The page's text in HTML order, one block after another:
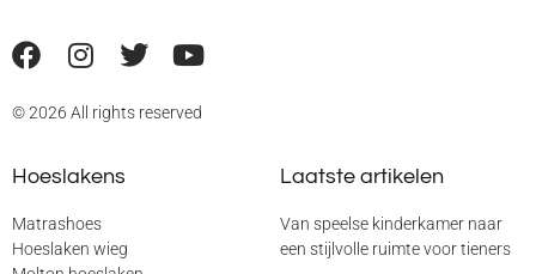
© 2026 All rights reserved
Hoeslakens
Matrashoes
Hoeslaken wieg
Laatste artikelen
Van speelse kinderkamer naar
een stijlvolle ruimte voor tieners